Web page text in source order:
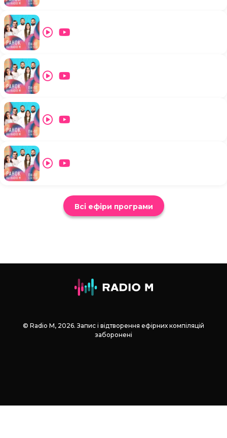
Всі ефіри програми
© Radio М, 2026. Запис і відтворення ефірних компіляцій
заборонені